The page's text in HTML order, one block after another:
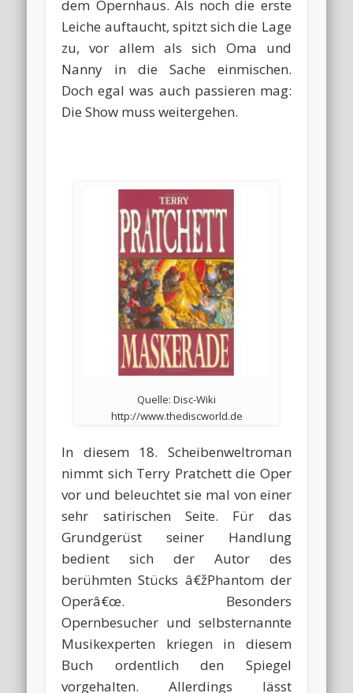
dem Opernhaus. Als noch die erste
Leiche auftaucht, spitzt sich die Lage
zu, vor allem als sich Oma und
Nanny in die Sache einmischen.
Doch egal was auch passieren mag:
Die Show muss weitergehen.
Quelle: Disc-Wiki
http://www.thediscworld.de
In diesem 18. Scheibenweltroman
nimmt sich Terry Pratchett die Oper
vor und beleuchtet sie mal von einer
sehr satirischen Seite. Für das
Grundgerüst seiner Handlung
bedient sich der Autor des
berühmten Stücks â€žPhantom der
Operâ€œ. Besonders
Opernbesucher und selbsternannte
Musikexperten kriegen in diesem
Buch ordentlich den Spiegel
vorgehalten. Allerdings lässt